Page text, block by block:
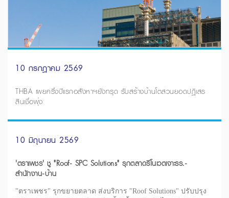
10 กรกฎาคม 2569
THBA เผยครึ่งปีแรกอสังหาฯยังทรุด รับสร้างบ้านโตสวนยอดปฏิเสธ
สินเชื่อพุ่ง
10 มิถุนายน 2569
'ตราเพชร' ชู "Roof- SPC Solutions" รุกตลาดรีโนเวตเจาะรร.-
สำนักงาน-บ้าน
"ตราเพชร" รุกขยายตลาด ส่งบริการ "Roof Solutions" ปรับปรุง